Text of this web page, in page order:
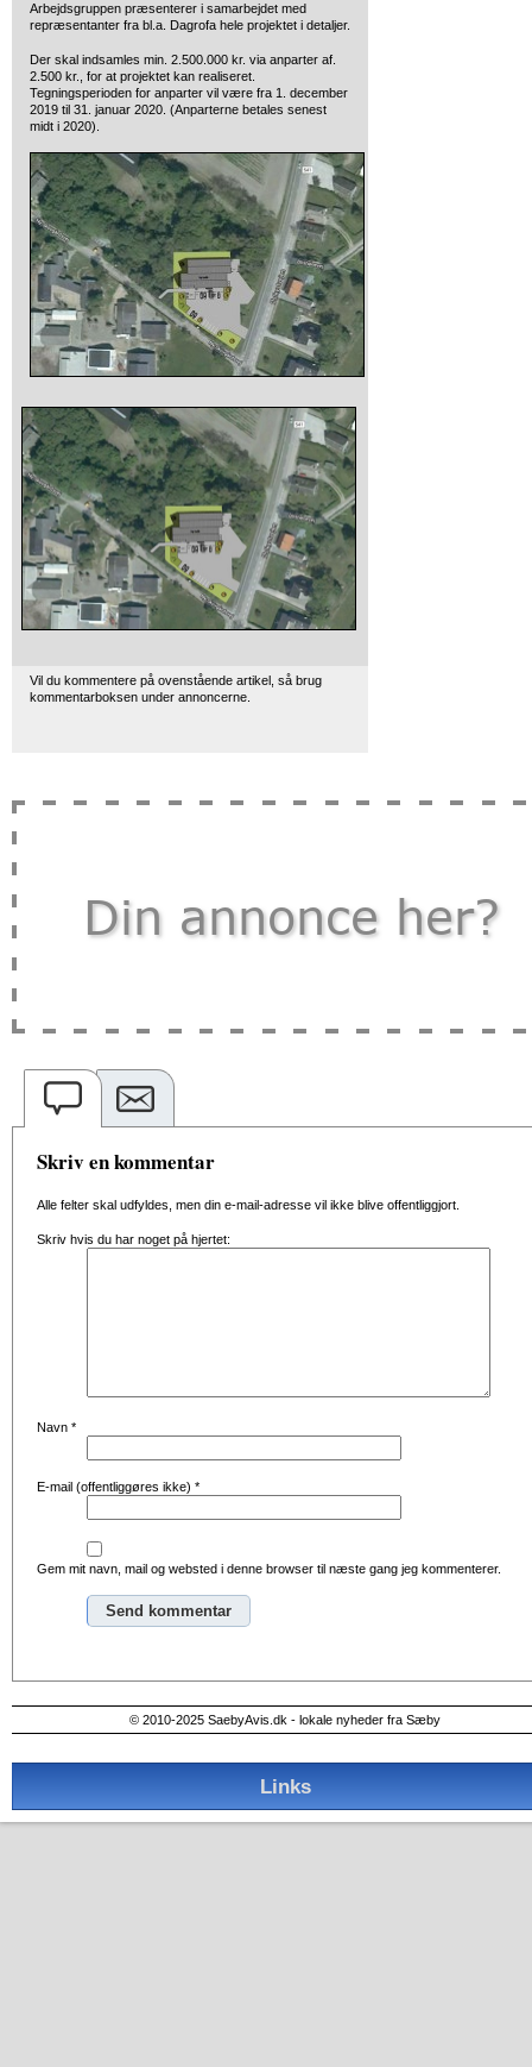
Arbejdsgruppen præsenterer i samarbejdet med
repræsentanter fra bl.a. Dagrofa hele projektet i detaljer.
Der skal indsamles min. 2.500.000 kr. via anparter af.
2.500 kr., for at projektet kan realiseret.
Tegningsperioden for anparter vil være fra 1. december
2019 til 31. januar 2020. (Anparterne betales senest
midt i 2020).
Vil du kommentere på ovenstående artikel, så brug
kommentarboksen under annoncerne.
Skriv en kommentar
Alle felter skal udfyldes, men din e-mail-adresse vil ikke blive offentliggjort.
Skriv hvis du har noget på hjertet:
Navn *
E-mail (offentliggøres ikke) *
Gem mit navn, mail og websted i denne browser til næste gang jeg kommenterer.
© 2010-2025 SaebyAvis.dk - lokale nyheder fra Sæby
Links